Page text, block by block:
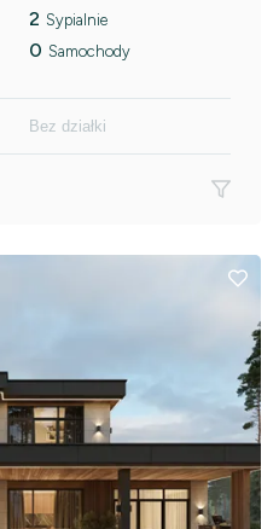
2 Sypialnie
0 Samochody
Bez działki